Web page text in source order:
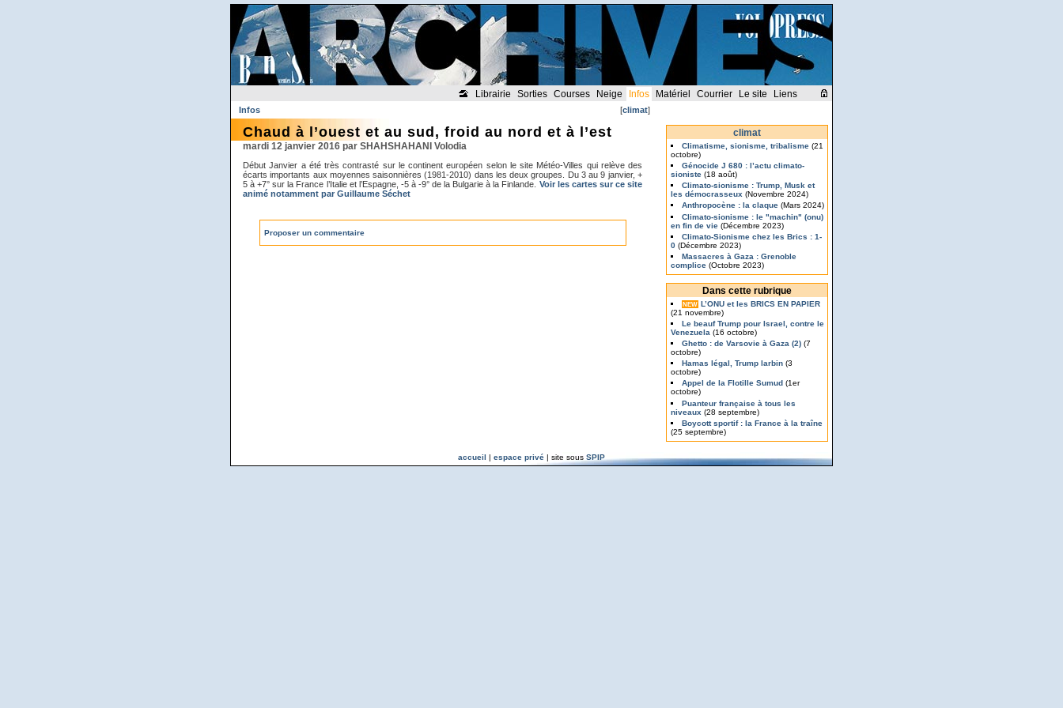
Librairie Sorties Courses Neige Infos Matériel Courrier Le site Liens
[climat]
Infos
Chaud à l’ouest et au sud, froid au nord et à l’est
mardi 12 janvier 2016 par SHAHSHAHANI Volodia
Début Janvier a été très contrasté sur le continent européen selon le site Météo-Villes qui relève des
écarts importants aux moyennes saisonnières (1981-2010) dans les deux groupes. Du 3 au 9 janvier, +
5 à +7° sur la France l’Italie et l’Espagne, -5 à -9° de la Bulgarie à la Finlande. Voir les cartes sur ce site
animé notamment par Guillaume Séchet
Proposer un commentaire
climat
Climatisme, sionisme, tribalisme (21
octobre)
Génocide J 680 : l’actu climato-
sioniste (18 août)
Climato-sionisme : Trump, Musk et
les démocrasseux (Novembre 2024)
Anthropocène : la claque (Mars 2024)
Climato-sionisme : le "machin" (onu)
en fin de vie (Décembre 2023)
Climato-Sionisme chez les Brics : 1-
0 (Décembre 2023)
Massacres à Gaza : Grenoble
complice (Octobre 2023)
Dans cette rubrique
NEW L’ONU et les BRICS EN PAPIER
(21 novembre)
Le beauf Trump pour Israel, contre le
Venezuela (16 octobre)
Ghetto : de Varsovie à Gaza (2) (7
octobre)
Hamas légal, Trump larbin(3
octobre)
Appel de la Flotille Sumud (1er
octobre)
Puanteur française à tous les
niveaux (28 septembre)
Boycott sportif : la France à la traîne
(25 septembre)
accueil | espace privé | site sous SPIP